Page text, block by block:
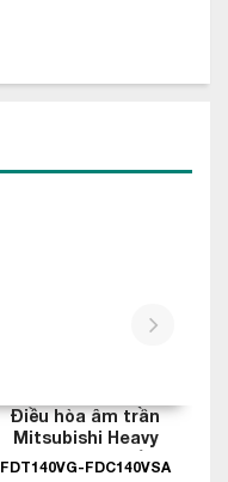
Điều hòa âm trần
Mitsubishi Heavy
50000BTU 2 chiều
FDT140VG-FDC140VSA